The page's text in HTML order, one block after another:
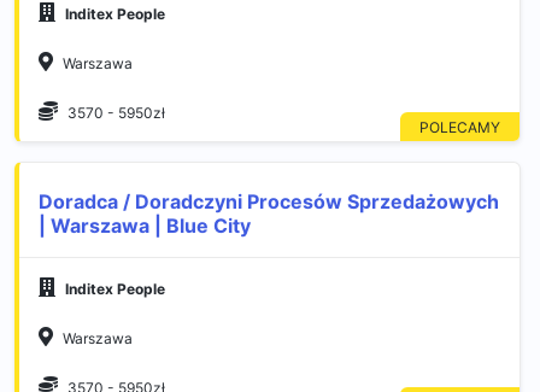
Inditex People
Warszawa
3570 - 5950zł
Doradca / Doradczyni Procesów Sprzedażowych
| Warszawa | Blue City
Inditex People
Warszawa
3570 - 5950zł